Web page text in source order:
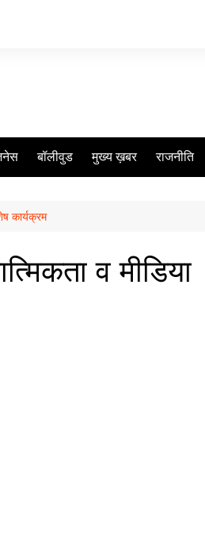
बॉलीवुड मुख्य ख़बर राजनीति
कार्यक्रम
व मीडिया